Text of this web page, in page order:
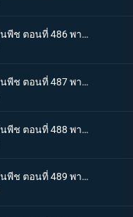
One piece วันพีช ตอนที่ 486 พากย์ไทย โชว์เริ่มเปิดม่าน! แผนร้ายของหนวดดำที่ถูกเปิดเผย!
One piece วันพีช ตอนที่ 487 พากย์ไทย ทิฐิของอาคาอินุ! หมัดแม็กม่าที่พุ่งใส่ลูฟี่!
One piece วันพีช ตอนที่ 488 พากย์ไทย เสียงร้องตะโกนสุดชีวิต! ชั่วขณะที่ความกล้าได้เปลี่ยนแปลงชะตากรรม!
One piece วันพีช ตอนที่ 489 พากย์ไทย แซงคูสปรากฏตัว! จุดสิ้นสุดของมหาสงคราม